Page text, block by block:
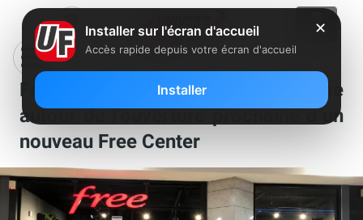
Free lance une nouvelle énigme
autour de l’ouverture prochaine d’un
nouveau Free Center
✕
Installer sur l'écran d'accueil
Accès rapide depuis votre écran d'accueil
Installer